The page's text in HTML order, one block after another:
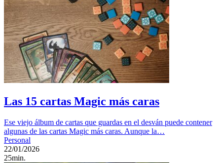
Las 15 cartas Magic más caras
Ese viejo álbum de cartas que guardas en el desván puede contener
algunas de las cartas Magic más caras. Aunque la…
Personal
22/01/2026
25min.